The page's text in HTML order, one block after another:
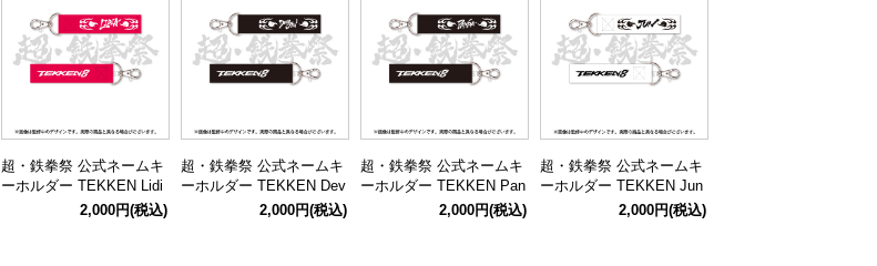
超・鉄拳祭 公式ネームキ
ーホルダー TEKKEN Lidi
2,000円(税込)
超・鉄拳祭 公式ネームキ
ーホルダー TEKKEN Dev
2,000円(税込)
超・鉄拳祭 公式ネームキ
ーホルダー TEKKEN Pan
2,000円(税込)
超・鉄拳祭 公式ネームキ
ーホルダー TEKKEN Jun
2,000円(税込)